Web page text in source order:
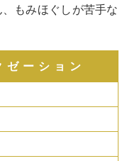
もみほぐしが苦手な
ゼーション